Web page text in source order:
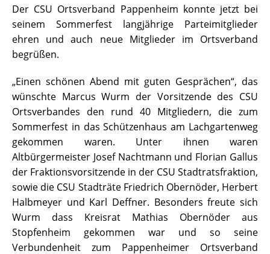
Der CSU Ortsverband Pappenheim konnte jetzt bei
seinem Sommerfest langjährige Parteimitglieder
ehren und auch neue Mitglieder im Ortsverband
begrüßen.
„Einen schönen Abend mit guten Gesprächen“, das
wünschte Marcus Wurm der Vorsitzende des CSU
Ortsverbandes den rund 40 Mitgliedern, die zum
Sommerfest in das Schützenhaus am Lachgartenweg
gekommen waren. Unter ihnen waren
Altbürgermeister Josef Nachtmann und Florian Gallus
der Fraktionsvorsitzende in der CSU Stadtratsfraktion,
sowie die CSU Stadträte Friedrich Obernöder, Herbert
Halbmeyer und Karl Deffner. Besonders freute sich
Wurm dass Kreisrat Mathias Obernöder aus
Stopfenheim gekommen war und so seine
Verbundenheit zum Pappenheimer Ortsverband